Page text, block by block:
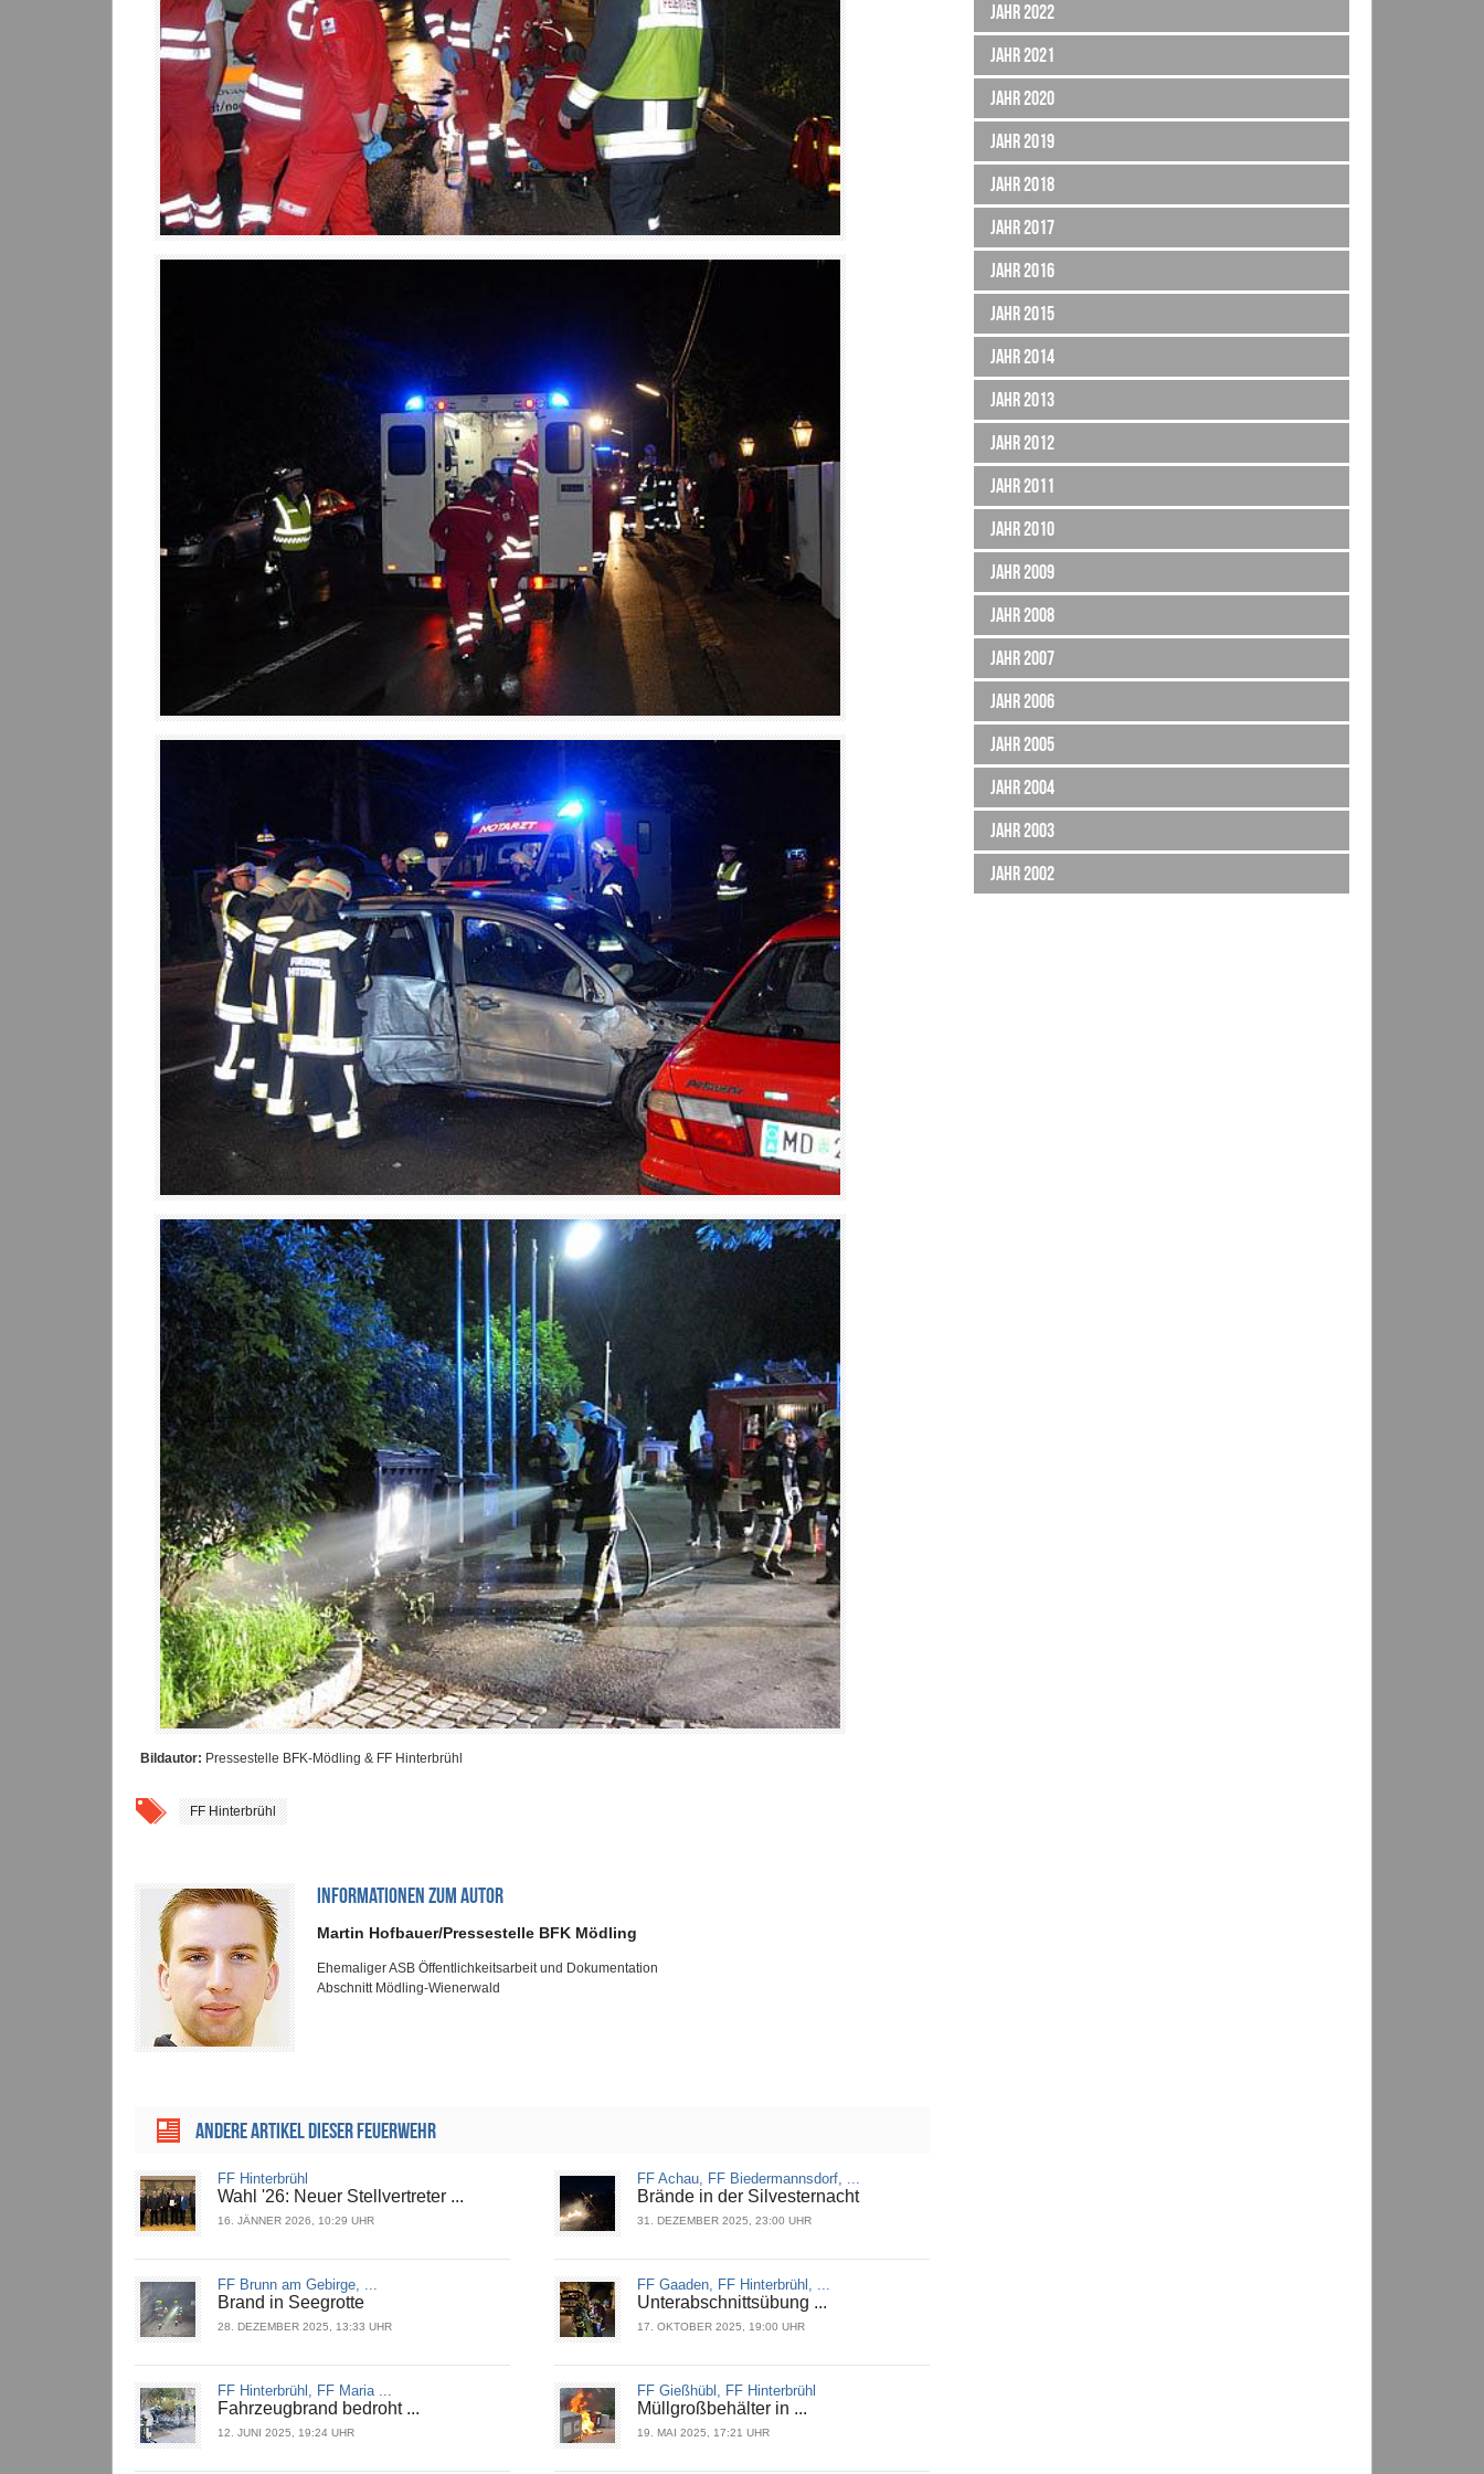
Bildautor: Pressestelle BFK-Mödling & FF Hinterbrühl
FF Hinterbrühl
INFORMATIONEN ZUM AUTOR
Martin Hofbauer/Pressestelle BFK Mödling
Ehemaliger ASB Öffentlichkeitsarbeit und Dokumentation
Abschnitt Mödling-Wienerwald
ANDERE ARTIKEL DIESER FEUERWEHR
FF Hinterbrühl
Wahl '26: Neuer Stellvertreter ...
16. JÄNNER 2026, 10:29 UHR
FF Achau, FF Biedermannsdorf, ...
Brände in der Silvesternacht
31. DEZEMBER 2025, 23:00 UHR
FF Brunn am Gebirge, ...
Brand in Seegrotte
28. DEZEMBER 2025, 13:33 UHR
FF Gaaden, FF Hinterbrühl, ...
Unterabschnittsübung ...
17. OKTOBER 2025, 19:00 UHR
FF Hinterbrühl, FF Maria ...
Fahrzeugbrand bedroht ...
12. JUNI 2025, 19:24 UHR
FF Gießhübl, FF Hinterbrühl
Müllgroßbehälter in ...
19. MAI 2025, 17:21 UHR
Jahr 2022
Jahr 2021
Jahr 2020
Jahr 2019
Jahr 2018
Jahr 2017
Jahr 2016
Jahr 2015
Jahr 2014
Jahr 2013
Jahr 2012
Jahr 2011
Jahr 2010
Jahr 2009
Jahr 2008
Jahr 2007
Jahr 2006
Jahr 2005
Jahr 2004
Jahr 2003
Jahr 2002